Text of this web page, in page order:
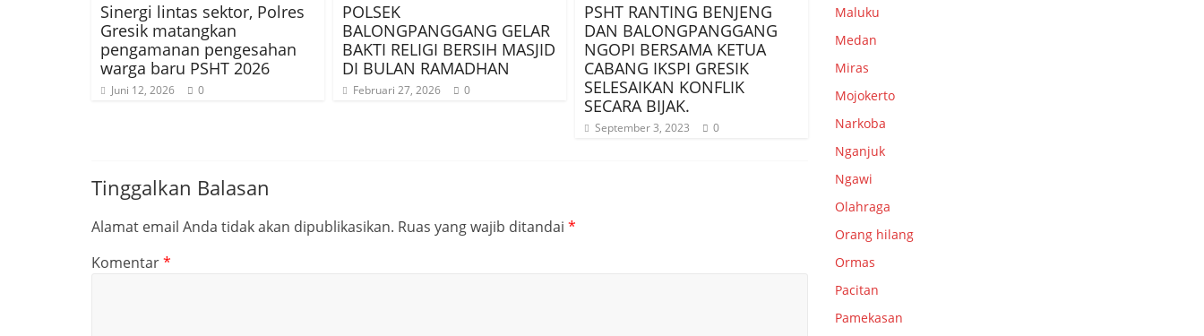
Sinergi lintas sektor, Polres
Gresik matangkan
pengamanan pengesahan
warga baru PSHT 2026
Juni 12, 2026 0
POLSEK
BALONGPANGGANG GELAR
BAKTI RELIGI BERSIH MASJID
DI BULAN RAMADHAN
Februari 27, 2026 0
PSHT RANTING BENJENG
DAN BALONGPANGGANG
NGOPI BERSAMA KETUA
CABANG IKSPI GRESIK
SELESAIKAN KONFLIK
SECARA BIJAK.
September 3, 2023 0
Tinggalkan Balasan
Alamat email Anda tidak akan dipublikasikan. Ruas yang wajib ditandai *
Komentar*
Maluku
Medan
Miras
Mojokerto
Narkoba
Nganjuk
Ngawi
Olahraga
Orang hilang
Ormas
Pacitan
Pamekasan